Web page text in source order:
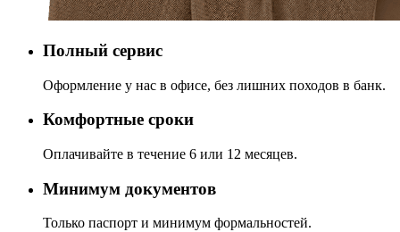
Полный сервис
Оформление у нас в офисе, без лишних походов в банк.
Комфортные сроки
Оплачивайте в течение 6 или 12 месяцев.
Минимум документов
Только паспорт и минимум формальностей.